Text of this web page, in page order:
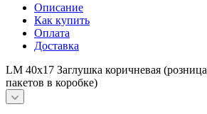
Описание
Как купить
Оплата
Доставка
LM 40x17 Заглушка коричневая
пакетов в коробке)